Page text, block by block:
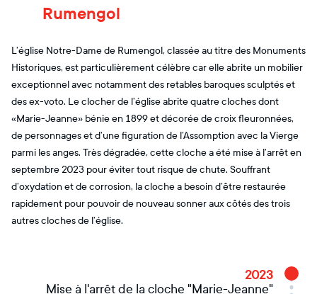
Rumengol
L’église Notre-Dame de Rumengol, classée au titre des Monuments
Historiques, est particulièrement célèbre car elle abrite un mobilier
exceptionnel avec notamment des retables baroques sculptés et
des ex-voto. Le clocher de l’église abrite quatre cloches dont
«Marie-Jeanne» bénie en 1899 et décorée de croix fleuronnées,
de personnages et d’une figuration de l’Assomption avec la Vierge
parmi les anges. Très dégradée, cette cloche a été mise à l’arrêt en
septembre 2023 pour éviter tout risque de chute. Souffrant
d’oxydation et de corrosion, la cloche a besoin d’être restaurée
rapidement pour pouvoir de nouveau sonner aux côtés des trois
autres cloches de l’église.
2023
Mise à l'arrêt de la cloche "Marie-Jeanne"